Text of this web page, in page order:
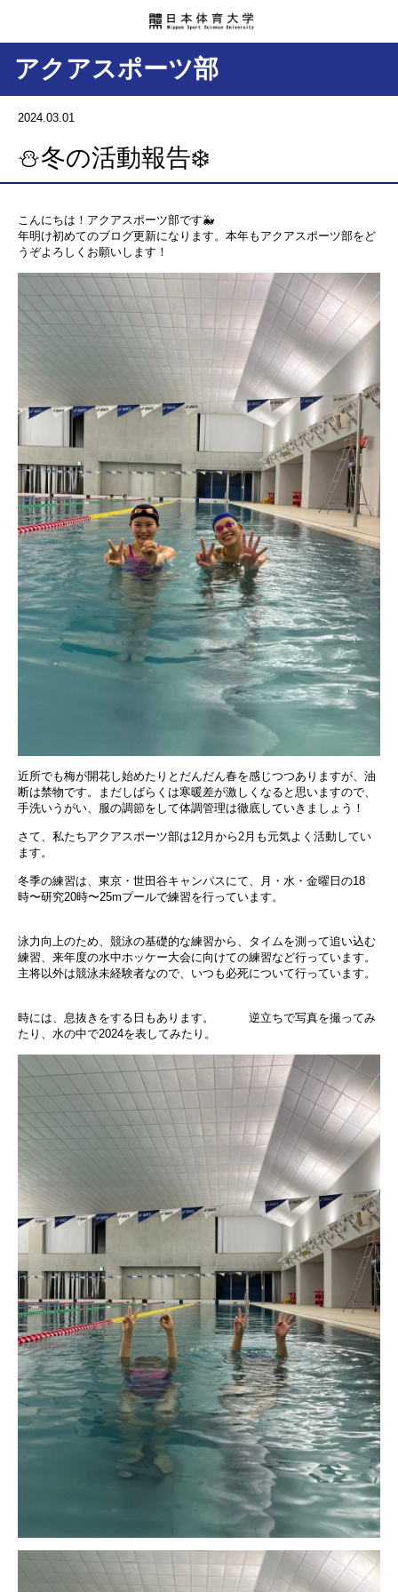
アクアスポーツ部
2024.03.01
⛄️冬の活動報告❄️
こんにちは！アクアスポーツ部です🐳
年明け初めてのブログ更新になります。本年もアクアスポーツ部をど
うぞよろしくお願いします！
近所でも梅が開花し始めたりとだんだん春を感じつつありますが、油
断は禁物です。まだしばらくは寒暖差が激しくなると思いますので、
手洗いうがい、服の調節をして体調管理は徹底していきましょう！
さて、私たちアクアスポーツ部は12月から2月も元気よく活動してい
ます。
冬季の練習は、東京・世田谷キャンパスにて、月・水・金曜日の18
時〜研究20時〜25mプールで練習を行っています。
泳力向上のため、競泳の基礎的な練習から、タイムを測って追い込む
練習、来年度の水中ホッケー大会に向けての練習など行っています。
主将以外は競泳未経験者なので、いつも必死について行っています。
時には、息抜きをする日もあります。 逆立ちで写真を撮ってみ
たり、水の中で2024を表してみたり。